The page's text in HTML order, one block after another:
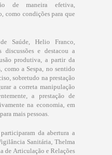
de maneira efetiva,
como condições para que
Saúde, Helio Franco,
discussões e destacou a
produtiva, a partir da
como a Sespa, no sentido
sobretudo na prestação
a correta manipulação
a prestação de
na economia, em
mais pessoas.
da abertura a
Sanitária, Thelma
de Articulação e Relações